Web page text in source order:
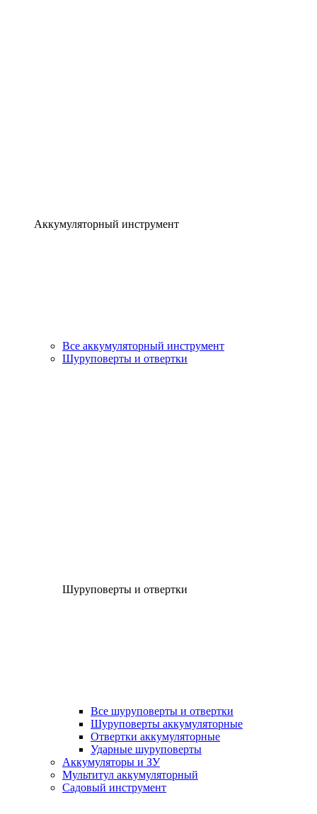
Аккумуляторный инструмент
Все аккумуляторный инструмент
Шуруповерты и отвертки
Шуруповерты и отвертки
Все шуруповерты и отвертки
Шуруповерты аккумуляторные
Отвертки аккумуляторные
Ударные шуруповерты
Аккумуляторы и ЗУ
Мультитул аккумуляторный
Садовый инструмент